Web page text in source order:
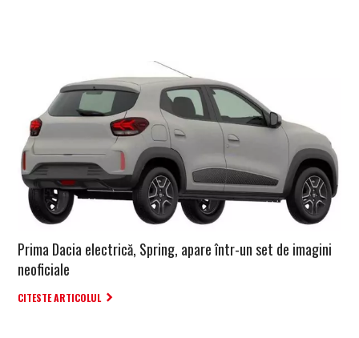
Prima Dacia electrică, Spring, apare într-un set de imagini
neoficiale
CITESTE ARTICOLUL